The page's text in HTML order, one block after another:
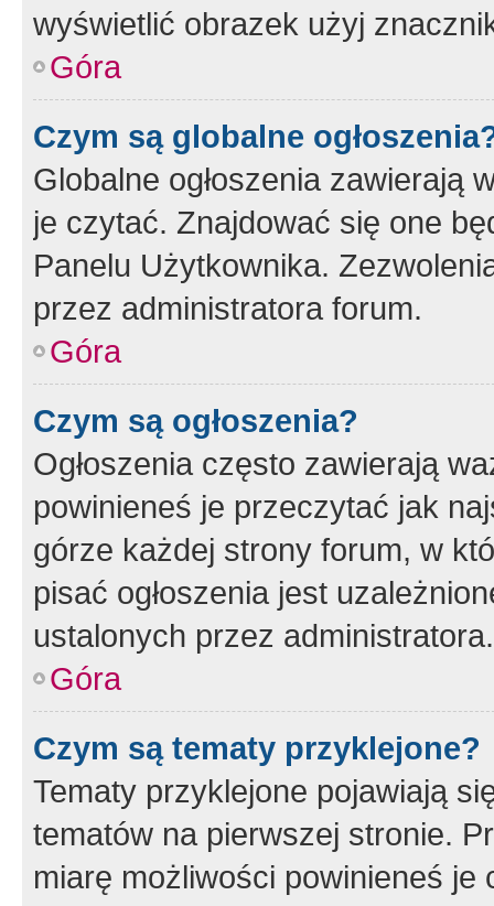
wyświetlić obrazek użyj
Góra
Czym są globalne
Globalne ogłoszenia zawierają
je czytać. Znajdować się one
Panelu Użytkownika.
przez administratora forum.
Góra
Czym są ogłoszenia?
Ogłoszenia często zawierają
powinieneś je przeczytać jak
górze każdej strony forum, w
pisać ogłoszenia jest
ustalonych przez administratora.
Góra
Czym są tematy przyklejone?
Tematy przyklejone pojawiają
tematów na pierwszej stronie.
miarę możliwości powinieneś je